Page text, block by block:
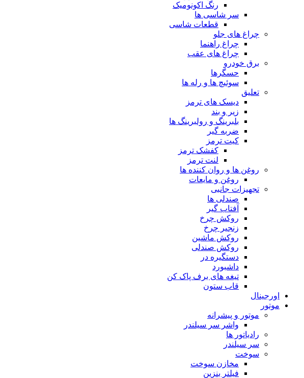
رنگ اکونومیک
سر شاسی ها
قطعات شاسی
چراغ های جلو
چراغ راهنما
چراغ های عقب
برق خودرو
حسگرها
سوئیچ ها و رله ها
تعلیق
دیسک های ترمز
زیر و بند
بلبرینگ و رولبرینگ ها
ضربه گیر
کیت ترمز
کفشک ترمز
لنت ترمز
روغن ها و روان کننده ها
روغن و مایعات
تجهیزات جانبی
صندلی ها
آفتاب گیر
روکش چرخ
زنجیر چرخ
روکش ماشین
روکش صندلی
دستگیره در
داشبورد
تیغه های برف پاک کن
قاب ستون
اورجینال
موتور
موتور و پیشرانه
واشر سر سیلندر
رادیاتور ها
سر سیلندر
سوخت
مخازن سوخت
فیلتر بنزین